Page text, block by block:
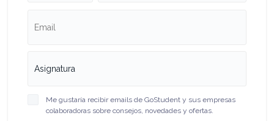
Me gustaría recibir emails de GoStudent y sus empresas
colaboradoras sobre consejos, novedades y ofertas.